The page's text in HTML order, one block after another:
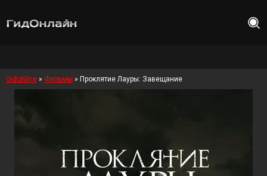
Gidonline » Фильмы » Проклятие Лауры: Завещание